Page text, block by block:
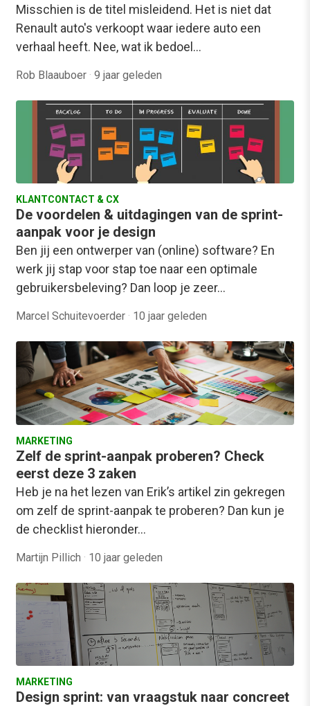
Misschien is de titel misleidend. Het is niet dat
Renault auto's verkoopt waar iedere auto een
verhaal heeft. Nee, wat ik bedoel…
Rob Blaauboer · 9 jaar geleden
KLANTCONTACT & CX
De voordelen & uitdagingen van de sprint-
aanpak voor je design
Ben jij een ontwerper van (online) software? En
werk jij stap voor stap toe naar een optimale
gebruikersbeleving? Dan loop je zeer…
Marcel Schuitevoerder · 10 jaar geleden
MARKETING
Zelf de sprint-aanpak proberen? Check
eerst deze 3 zaken
Heb je na het lezen van Erik’s artikel zin gekregen
om zelf de sprint-aanpak te proberen? Dan kun je
de checklist hieronder…
Martijn Pillich · 10 jaar geleden
MARKETING
Design sprint: van vraagstuk naar concreet